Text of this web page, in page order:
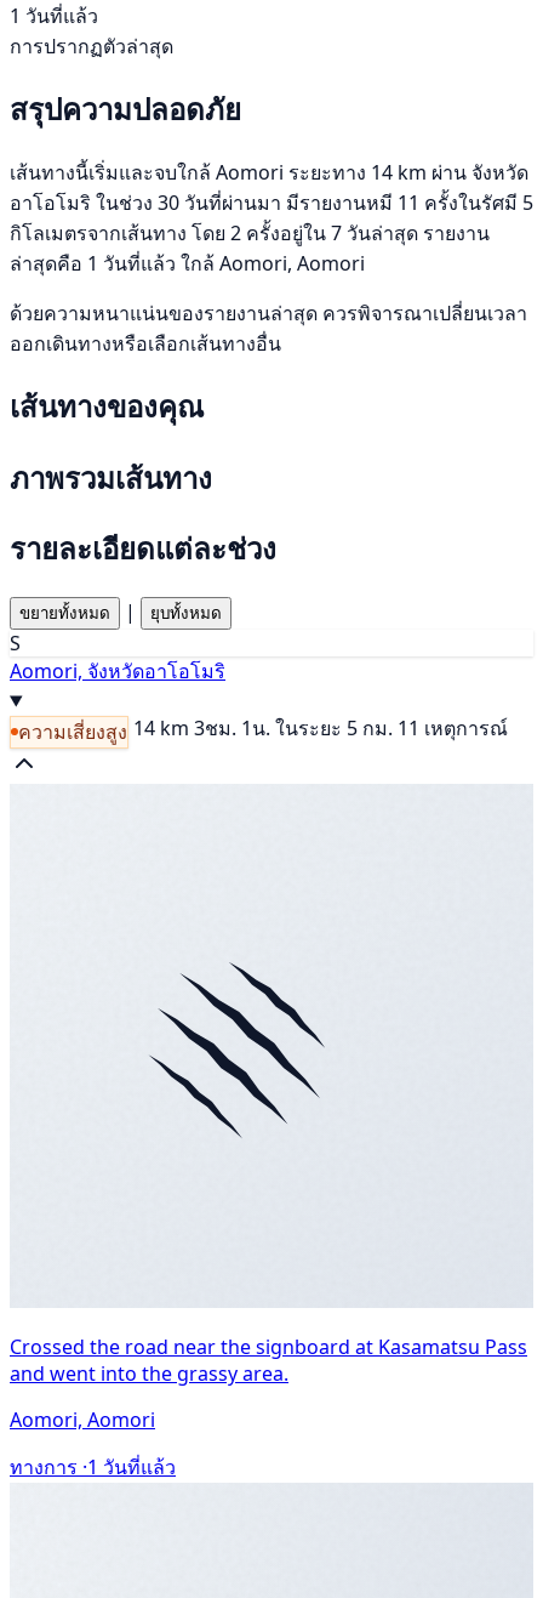
1 วันที่แล้ว
การปรากฏตัวล่าสุด
สรุปความปลอดภัย
เส้นทางนี้เริ่มและจบใกล้ Aomori ระยะทาง 14 km ผ่าน จังหวัด
อาโอโมริ ในช่วง 30 วันที่ผ่านมา มีรายงานหมี 11 ครั้งในรัศมี 5
กิโลเมตรจากเส้นทาง โดย 2 ครั้งอยู่ใน 7 วันล่าสุด รายงาน
ล่าสุดคือ 1 วันที่แล้ว ใกล้ Aomori, Aomori
ด้วยความหนาแน่นของรายงานล่าสุด ควรพิจารณาเปลี่ยนเวลา
ออกเดินทางหรือเลือกเส้นทางอื่น
เส้นทางของคุณ
ภาพรวมเส้นทาง
รายละเอียดแต่ละช่วง
ขยายทั้งหมด | ยุบทั้งหมด
S
Aomori, จังหวัดอาโอโมริ
ความเสี่ยงสูง 14 km 3ชม. 1น. ในระยะ 5 กม. 11 เหตุการณ์
Crossed the road near the signboard at Kasamatsu Pass
and went into the grassy area.
Aomori, Aomori
ทางการ ·1 วันที่แล้ว